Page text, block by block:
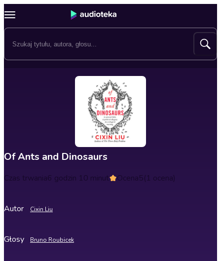
Of Ants and Dinosaurs
Czas trwania6 godzin 10 minut Ocena5(1 ocena)
Autor Cixin Liu
Głosy Bruno Roubicek